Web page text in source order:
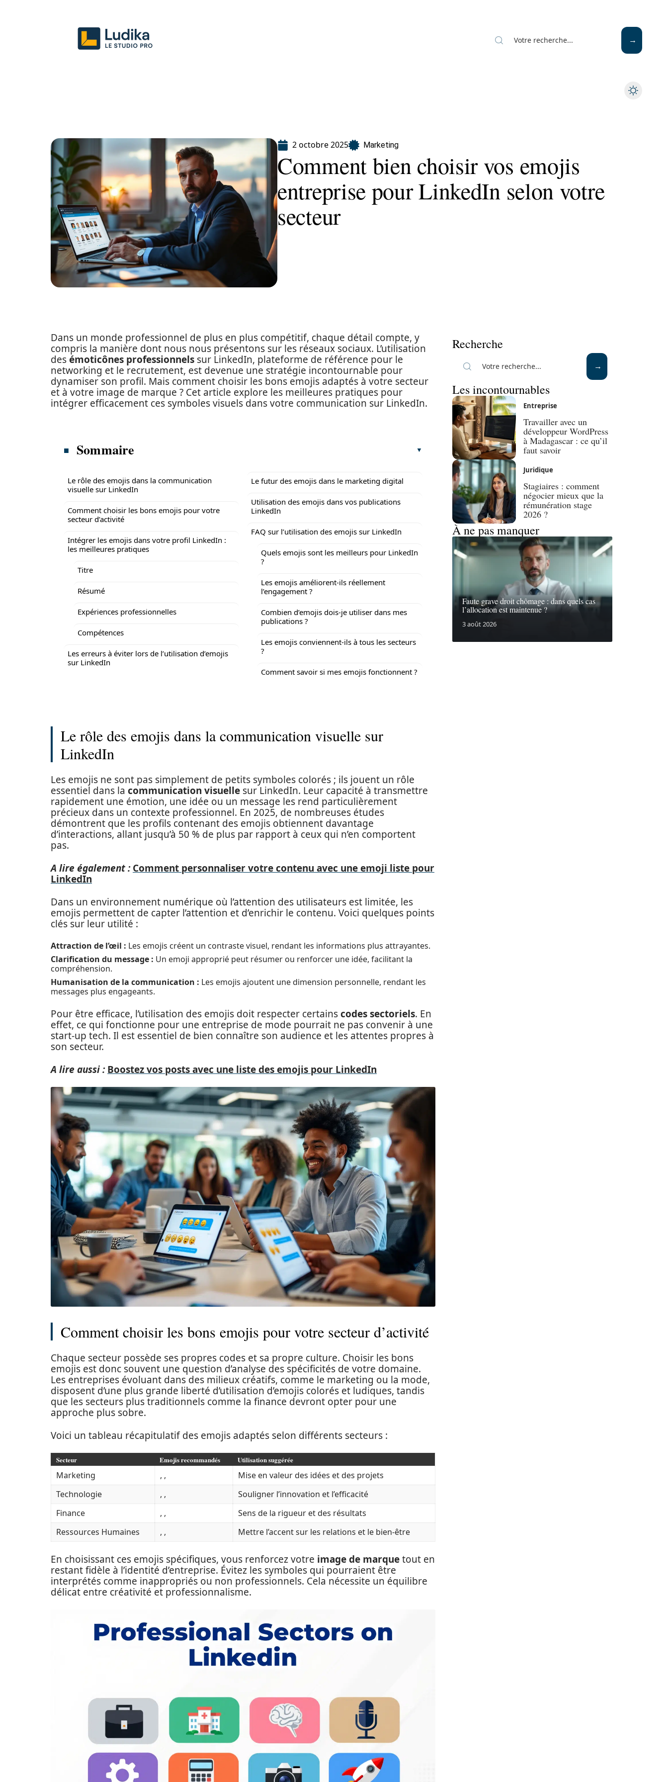
2 octobre 2025 Marketing
Comment bien choisir vos emojis
entreprise pour LinkedIn selon votre
secteur
Dans un monde professionnel de plus en plus compétitif, chaque détail compte, y
compris la manière dont nous nous présentons sur les réseaux sociaux. L’utilisation
desémoticônes professionnels sur LinkedIn, plateforme de référence pour le
networking et le recrutement, est devenue une stratégie incontournable pour
dynamiser son profil. Mais comment choisir les bons emojis adaptés à votre secteur
et à votre image de marque ? Cet article explore les meilleures pratiques pour
intégrer efficacement ces symboles visuels dans votre communication sur LinkedIn.
Sommaire
Le rôle des emojis dans la communication
visuelle sur LinkedIn
Comment choisir les bons emojis pour votre
secteur d’activité
Intégrer les emojis dans votre profil LinkedIn :
les meilleures pratiques
Titre
Résumé
Expériences professionnelles
Compétences
Les erreurs à éviter lors de l’utilisation d’emojis
sur LinkedIn
Le futur des emojis dans le marketing digital
Utilisation des emojis dans vos publications
LinkedIn
FAQ sur l’utilisation des emojis sur LinkedIn
Quels emojis sont les meilleurs pour LinkedIn
?
Les emojis améliorent-ils réellement
l’engagement ?
Combien d’emojis dois-je utiliser dans mes
publications ?
Les emojis conviennent-ils à tous les secteurs
?
Comment savoir si mes emojis fonctionnent ?
Le rôle des emojis dans la communication visuelle sur
LinkedIn
Les emojis ne sont pas simplement de petits symboles colorés ; ils jouent un rôle
essentiel dans la communication visuelle sur LinkedIn. Leur capacité à transmettre
rapidement une émotion, une idée ou un message les rend particulièrement
précieux dans un contexte professionnel. En 2025, de nombreuses études
démontrent que les profils contenant des emojis obtiennent davantage
d’interactions, allant jusqu’à 50 % de plus par rapport à ceux qui n’en comportent
pas.
A lire également : Comment personnaliser votre contenu avec une emoji liste pour
LinkedIn
Dans un environnement numérique où l’attention des utilisateurs est limitée, les
emojis permettent de capter l’attention et d’enrichir le contenu. Voici quelques points
clés sur leur utilité :
Attraction de l’œil : Les emojis créent un contraste visuel, rendant les informations plus attrayantes.
Clarification du message : Un emoji approprié peut résumer ou renforcer une idée, facilitant la
compréhension.
Humanisation de la communication : Les emojis ajoutent une dimension personnelle, rendant les
messages plus engageants.
Pour être efficace, l’utilisation des emojis doit respecter certainscodes sectoriels. En
effet, ce qui fonctionne pour une entreprise de mode pourrait ne pas convenir à une
start-up tech. Il est essentiel de bien connaître son audience et les attentes propres à
son secteur.
A lire aussi : Boostez vos posts avec une liste des emojis pour LinkedIn
Comment choisir les bons emojis pour votre secteur d’activité
Chaque secteur possède ses propres codes et sa propre culture. Choisir les bons
emojis est donc souvent une question d’analyse des spécificités de votre domaine.
Les entreprises évoluant dans des milieux créatifs, comme le marketing ou la mode,
disposent d’une plus grande liberté d’utilisation d’emojis colorés et ludiques, tandis
que les secteurs plus traditionnels comme la finance devront opter pour une
approche plus sobre.
Voici un tableau récapitulatif des emojis adaptés selon différents secteurs :
Secteur Emojis recommandés Utilisation suggérée
Marketing , ,
Mise en valeur des idées et des projets
Technologie
, ,
Souligner l’innovation et l’efficacité
Finance
, ,
Sens de la rigueur et des résultats
Ressources Humaines
, , Mettre l’accent sur les relations et le bien-être
En choisissant ces emojis spécifiques, vous renforcez votre image de marquetout en
restant fidèle à l’identité d’entreprise. Évitez les symboles qui pourraient être
interprétés comme inappropriés ou non professionnels. Cela nécessite un équilibre
délicat entre créativité et professionnalisme.
Recherche
Les incontournables
Entreprise
Travailler avec un
développeur WordPress
à Madagascar : ce qu’il
faut savoir
Juridique
Stagiaires : comment
négocier mieux que la
rémunération stage
2026 ?
À ne pas manquer
Faute grave droit chômage : dans quels cas
l’allocation est maintenue ?
3 août 2026